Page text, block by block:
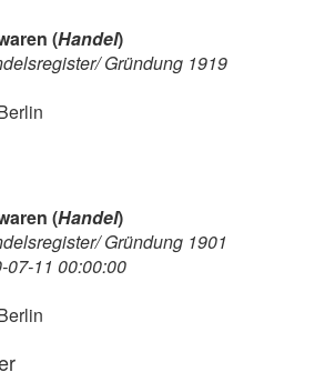
(Handel)
Gründung 1919
(Handel)
Gründung 1901
11 00:00:00